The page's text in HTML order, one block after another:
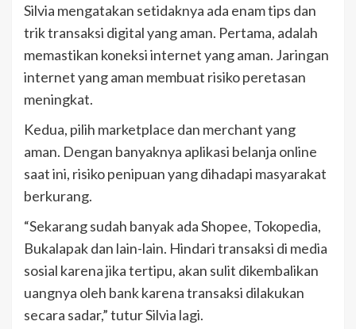
Silvia mengatakan setidaknya ada enam tips dan
trik transaksi digital yang aman. Pertama, adalah
memastikan koneksi internet yang aman. Jaringan
internet yang aman membuat risiko peretasan
meningkat.
Kedua, pilih marketplace dan merchant yang
aman. Dengan banyaknya aplikasi belanja online
saat ini, risiko penipuan yang dihadapi masyarakat
berkurang.
“Sekarang sudah banyak ada Shopee, Tokopedia,
Bukalapak dan lain-lain. Hindari transaksi di media
sosial karena jika tertipu, akan sulit dikembalikan
uangnya oleh bank karena transaksi dilakukan
secara sadar,” tutur Silvia lagi.